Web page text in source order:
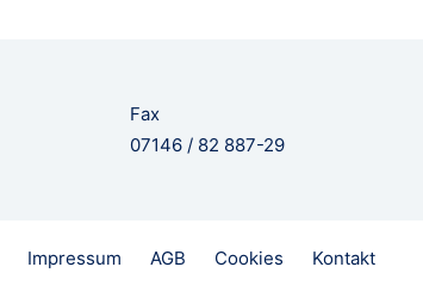
Fax
07146 / 82 887-29
Impressum AGB Cookies Kontakt